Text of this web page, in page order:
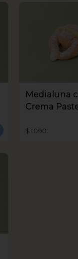
Medialuna
Crema
$1.090